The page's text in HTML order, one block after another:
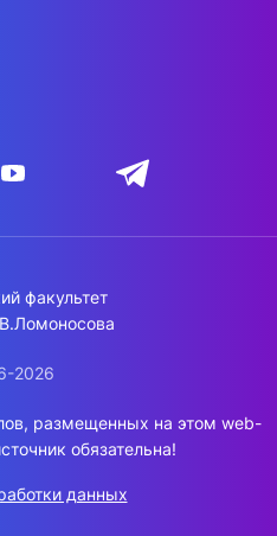
факультет
2026
размещенных на этом web-
обязательна!
данных